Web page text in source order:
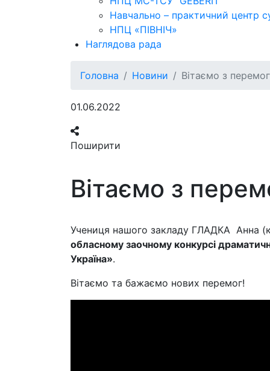
Навчально – практичний центр
НПЦ «ПІВНІЧ»
Наглядова рада
Головна Новини Вітаємо з
01.06.2022
Поширити
Вітаємо з
Учениця нашого закладу ГЛАДКА Анна
обласному заочному конкурсі
Україна».
Вітаємо та бажаємо нових перемог!